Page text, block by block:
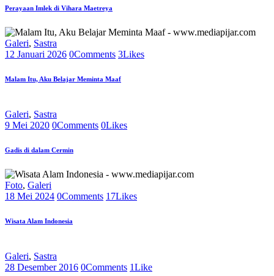
Perayaan Imlek di Vihara Maetreya
Galeri, Sastra
12 Januari 2026 0Comments 3Likes
Malam Itu, Aku Belajar Meminta Maaf
Galeri, Sastra
9 Mei 2020 0Comments 0Likes
Gadis di dalam Cermin
Foto, Galeri
18 Mei 2024 0Comments 17Likes
Wisata Alam Indonesia
Galeri, Sastra
28 Desember 2016 0Comments 1Like